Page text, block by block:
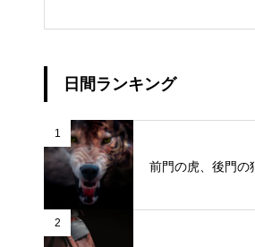
日間ランキング
1
前門の虎、後門の
2